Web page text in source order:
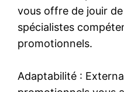
vous offre de jouir de
spécialistes
promotionnels.
Adaptabilité :